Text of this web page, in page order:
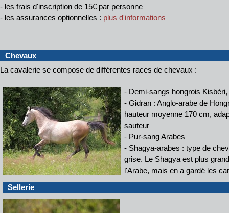
- les frais d'inscription de 15€ par personne
- les assurances optionnelles : plus d'informations
Chevaux
La cavalerie se compose de différentes races de chevaux :
- Demi-sangs hongrois
- Gidran : Anglo-arabe de
hauteur moyenne 170 cm,
sauteur
- Pur-sang Arabes
- Shagya-arabes : type de
grise. Le Shagya est plus
l'Arabe, mais en a gardé les
Sellerie